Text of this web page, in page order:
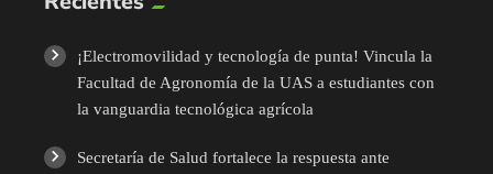
¡Electromovilidad y tecnología de punta! Vincula la
Facultad de Agronomía de la UAS a estudiantes con
la vanguardia tecnológica agrícola
Secretaría de Salud fortalece la respuesta ante